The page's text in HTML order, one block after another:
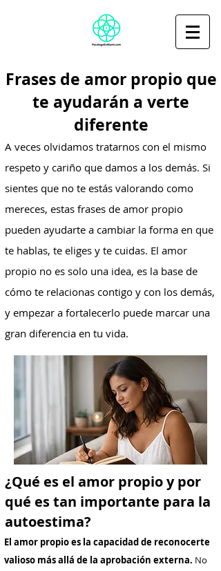
Frases de amor propio que
te ayudarán a verte
diferente
A veces olvidamos tratarnos con el mismo
respeto y cariño que damos a los demás. Si
sientes que no te estás valorando como
mereces, estas frases de amor propio
pueden ayudarte a cambiar la forma en que
te hablas, te eliges y te cuidas. El amor
propio no es solo una idea, es la base de
cómo te relacionas contigo y con los demás,
y empezar a fortalecerlo puede marcar una
gran diferencia en tu vida.
¿Qué es el amor propio y por
qué es tan importante para la
autoestima?
El amor propio es la capacidad de reconocerte
valioso más allá de la aprobación externa. No